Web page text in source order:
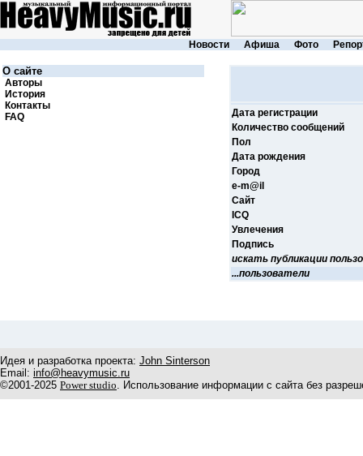
Новости Афиша Фото
О сайте
Авторы
История
Контакты
FAQ
Дата регистрации
Количество сообщений
Пол
Дата рождения
Город
e-m@il
Cайт
ICQ
Увлечения
Подпись
искать публикации
...пользователи
Идея и разработка проекта: John Sinterson
Email: info@heavymusic.ru
©2001-2025 Power studio. Использование информации с сайта без